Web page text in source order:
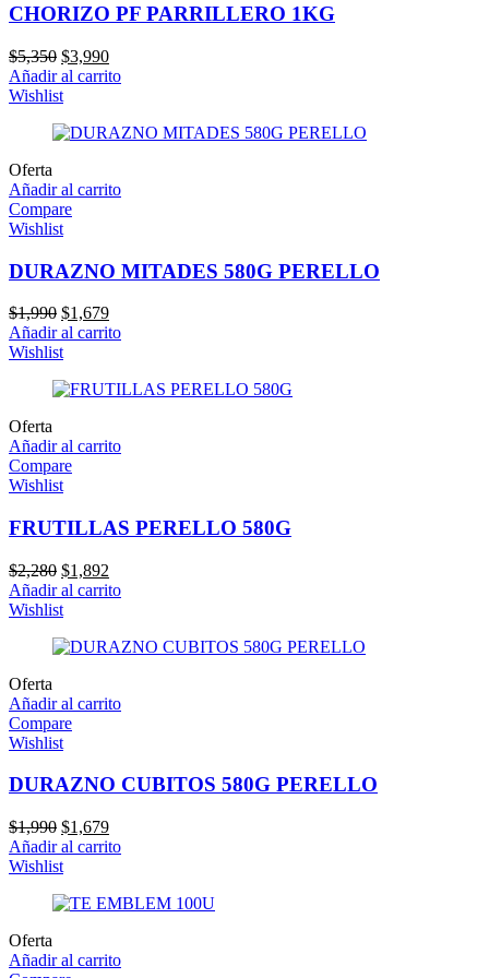
CHORIZO PF PARRILLERO 1KG
$5,350 El
precio
original
$5,350.
$3,990El
precio
$3,990.
Añadir al carrito
Wishlist
Oferta
Añadir al carrito
Compare
Wishlist
DURAZNO MITADES 580G PERELLO
$1,990 El
precio
original
$1,990.
$1,679El
precio
$1,679.
Añadir al carrito
Wishlist
Oferta
Añadir al carrito
Compare
Wishlist
FRUTILLAS PERELLO 580G
$2,280 El
precio
original
$2,280.
$1,892
precio
$1,892.
Añadir al carrito
Wishlist
Oferta
Añadir al carrito
Compare
Wishlist
DURAZNO CUBITOS 580G PERELLO
$1,990 El
precio
original
$1,990.
$1,679El
precio
$1,679.
Añadir al carrito
Wishlist
Oferta
Añadir al carrito